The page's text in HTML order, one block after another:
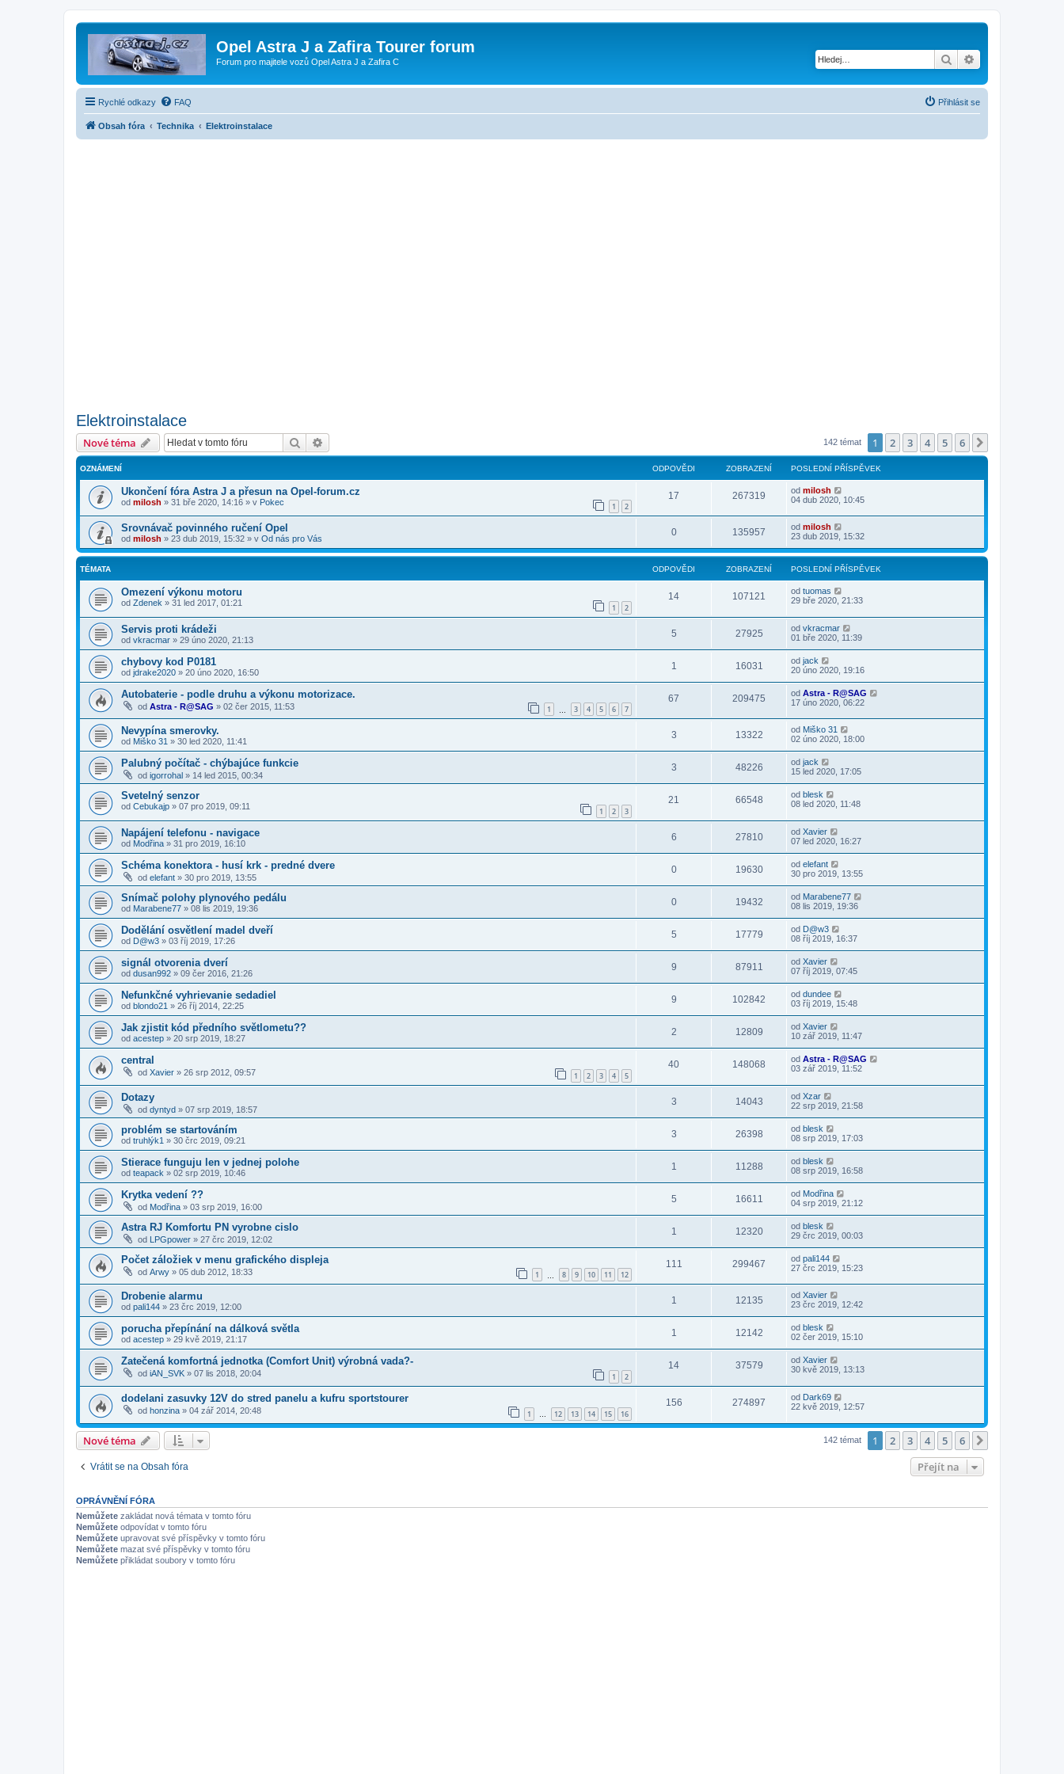
Opel Astra J a Zafira Tourer forum
Forum pro majitele vozů Opel Astra J a Zafira C Hledat
Rychlé odkazy FAQ Přihlásit se
Obsah fóra Technika Elektroinstalace
Elektroinstalace
Nové téma Hledat 142 témat 1 2 3 4 5 6
OZNÁMENÍ ODPOVĚDI ZOBRAZENÍ POSLEDNÍ PŘÍSPĚVEK
Ukončení fóra Astra J a přesun na Opel-forum.cz
od milosh » 31 bře 2020, 14:16 » v Pokec 1 2
17 267319 od milosh
04 dub 2020, 10:45
Srovnávač povinného ručení Opel
od milosh » 23 dub 2019, 15:32 » v Od nás pro Vás
0 135957 od milosh
23 dub 2019, 15:32
TÉMATA ODPOVĚDI ZOBRAZENÍ POSLEDNÍ PŘÍSPĚVEK
Omezení výkonu motoru
od Zdenek » 31 led 2017, 01:21 1 2
14 107121 od tuomas
29 bře 2020, 21:33
Servis proti krádeži
od vkracmar » 29 úno 2020, 21:13
5 27925 od vkracmar
01 bře 2020, 11:39
chybovy kod P0181
od jdrake2020 » 20 úno 2020, 16:50
1 16031 od jack
20 úno 2020, 19:16
Autobaterie - podle druhu a výkonu motorizace.
od Astra - R@SAG » 02 čer 2015, 11:53 1 3 4 5 6 7
67 209475 od Astra - R@SAG
17 úno 2020, 06:22
Nevypína smerovky.
od Miško 31 » 30 led 2020, 11:41
3 13322 od Miško 31
02 úno 2020, 18:00
Palubný počítač - chýbajúce funkcie
od igorrohal » 14 led 2015, 00:34
3 48226 od jack
15 led 2020, 17:05
Svetelný senzor
od Cebukajp » 07 pro 2019, 09:11 1 2 3
21 66548 od blesk
08 led 2020, 11:48
Napájení telefonu - navigace
od Modřina » 31 pro 2019, 16:10
6 27810 od Xavier
07 led 2020, 16:27
Schéma konektora - husí krk - predné dvere
od elefant » 30 pro 2019, 13:55
0 19630 od elefant
30 pro 2019, 13:55
Snímač polohy plynového pedálu
od Marabene77 » 08 lis 2019, 19:36
0 19432 od Marabene77
08 lis 2019, 19:36
Dodělání osvětlení madel dveří
od D@w3 » 03 říj 2019, 17:26
5 17779 od D@w3
08 říj 2019, 16:37
signál otvorenia dverí
od dusan992 » 09 čer 2016, 21:26
9 87911 od Xavier
07 říj 2019, 07:45
Nefunkčné vyhrievanie sedadiel
od blondo21 » 26 říj 2014, 22:25
9 102842 od dundee
03 říj 2019, 15:48
Jak zjistit kód předního světlometu??
od acestep » 20 srp 2019, 18:27
2 12809 od Xavier
10 zář 2019, 11:47
central
od Xavier » 26 srp 2012, 09:57 1 2 3 4 5
40 148068 od Astra - R@SAG
03 zář 2019, 11:52
Dotazy
od dyntyd » 07 srp 2019, 18:57
3 14043 od Xzar
22 srp 2019, 21:58
problém se startováním
od truhlýk1 » 30 črc 2019, 09:21
3 26398 od blesk
08 srp 2019, 17:03
Stierace funguju len v jednej polohe
od teapack » 02 srp 2019, 10:46
1 11288 od blesk
08 srp 2019, 16:58
Krytka vedení ??
od Modřina » 03 srp 2019, 16:00
5 16611 od Modřina
04 srp 2019, 21:12
Astra RJ Komfortu PN vyrobne cislo
od LPGpower » 27 črc 2019, 12:02
1 12320 od blesk
29 črc 2019, 00:03
Počet záložiek v menu grafického displeja
od Arwy » 05 dub 2012, 18:33 1 8 9 10 11 12
111 299467 od pali144
27 črc 2019, 15:23
Drobenie alarmu
od pali144 » 23 črc 2019, 12:00
1 12135 od Xavier
23 črc 2019, 12:42
porucha přepínání na dálková světla
od acestep » 29 kvě 2019, 21:17
1 12142 od blesk
02 čer 2019, 15:10
Zatečená komfortná jednotka (Comfort Unit) výrobná vada?-
od iAN_SVK » 07 lis 2018, 20:04 1 2
14 37579 od Xavier
30 kvě 2019, 13:13
dodelani zasuvky 12V do stred panelu a kufru sportstourer
od honzina » 04 zář 2014, 20:48 1 … 12 13 14 15 16
156 274897 od Dark69
22 kvě 2019, 12:57
Nové téma 142 témat 1 2 3 4 5 6
Vrátit se na Obsah fóra Přejít na
OPRÁVNĚNÍ FÓRA
Nemůžete zakládat nová témata v tomto fóru
Nemůžete odpovídat v tomto fóru
Nemůžete upravovat své příspěvky v tomto fóru
Nemůžete mazat své příspěvky v tomto fóru
Nemůžete přikládat soubory v tomto fóru